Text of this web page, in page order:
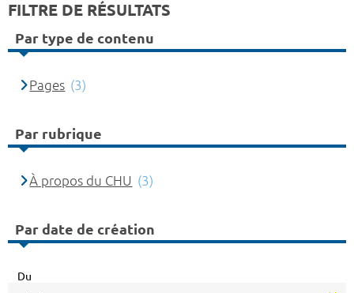
FILTRE DE RÉSULTATS
Par type de contenu
Pages (3)
Par rubrique
À propos du CHU (3)
Par date de création
Du